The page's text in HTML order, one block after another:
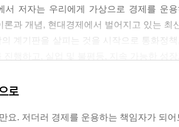
서 저자는 우리에게 가상으로 경제를 운
론과 개념, 현대경제에서 벌어지고 있는
의 계기판을 살피는 것을 시작으로 통화정
고, 짧은 뉴스에 담지 못한 이면의 의미
로
요. 저더러 경제를 운용하는 책임자가 되어